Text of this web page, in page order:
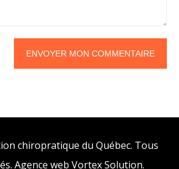
chiropratique du Québec. Tous
Agence web Vortex Solution.